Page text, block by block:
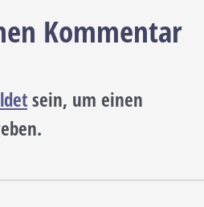
Kommentar
sein, um einen